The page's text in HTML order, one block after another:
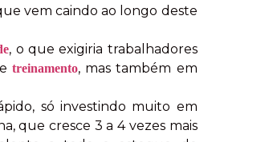
vem caindo ao longo deste
, o que exigiria trabalhadores
treinamento, mas também em
só investindo muito em
que cresce 3 a 4 vezes mais